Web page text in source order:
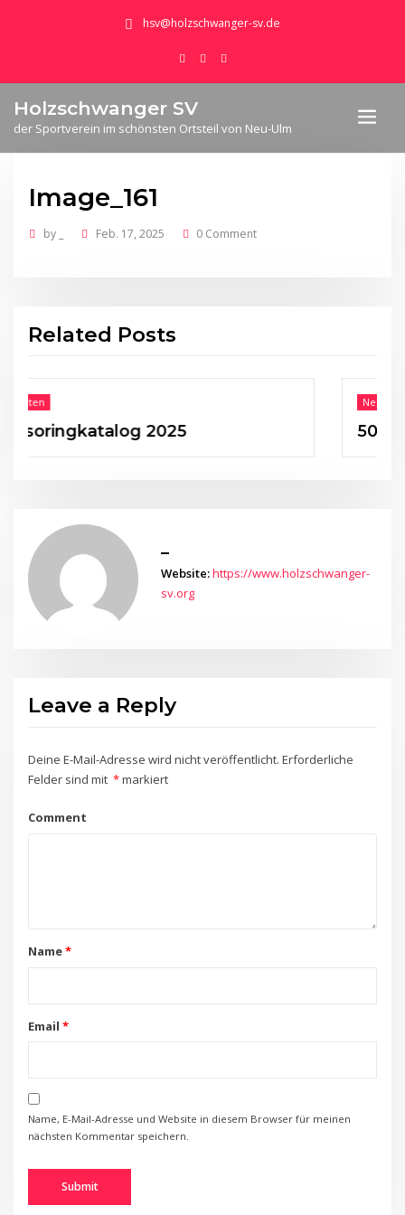
hsv@holzschwanger-sv.de
Holzschwanger SV
der Sportverein im schönsten Ortsteil von Neu-Ulm
Image_161
by Feb. 17, 2025 0 Comment
Related Posts
2025 50 Jahre
_
Website:https://www.holzschwanger-
sv.org
Leave a Reply
Deine E-Mail-Adresse wird nicht veröffentlicht. Erforderliche
Felder sind mit *markiert
Comment
Name*
Email *
Name, E-Mail-Adresse und Website in diesem Browser für meinen
nächsten Kommentar speichern.